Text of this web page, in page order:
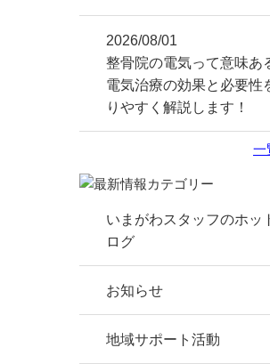
2026/08/01
整骨院の電気って意味あ
電気治療の効果と必要性
りやすく解説します！
一
いまがわスタッフのホッ
ログ
お知らせ
地域サポート活動